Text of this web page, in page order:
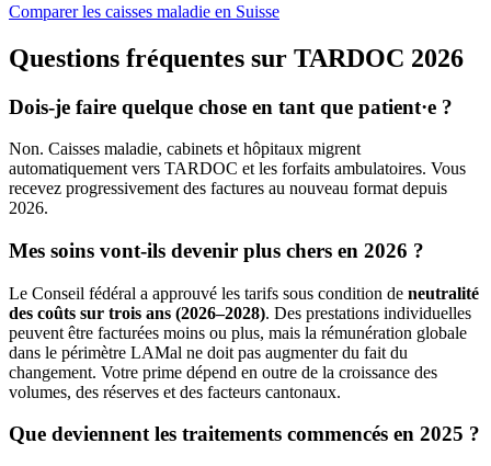
Comparer les caisses maladie en Suisse
Questions fréquentes sur TARDOC 2026
Dois-je faire quelque chose en tant que patient·e ?
Non. Caisses maladie, cabinets et hôpitaux migrent
automatiquement vers TARDOC et les forfaits ambulatoires. Vous
recevez progressivement des factures au nouveau format depuis
2026.
Mes soins vont-ils devenir plus chers en 2026 ?
Le Conseil fédéral a approuvé les tarifs sous condition de neutralité
des coûts sur trois ans (2026–2028). Des prestations individuelles
peuvent être facturées moins ou plus, mais la rémunération globale
dans le périmètre LAMal ne doit pas augmenter du fait du
changement. Votre prime dépend en outre de la croissance des
volumes, des réserves et des facteurs cantonaux.
Que deviennent les traitements commencés en 2025 ?